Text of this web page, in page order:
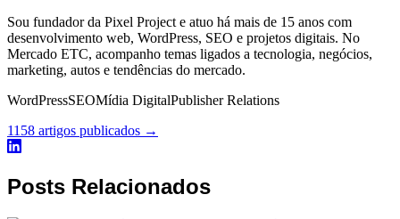
Sou fundador da Pixel Project e atuo há mais de 15 anos com
desenvolvimento web, WordPress, SEO e projetos digitais. No
Mercado ETC, acompanho temas ligados a tecnologia, negócios,
marketing, autos e tendências do mercado.
WordPressSEOMídia DigitalPublisher Relations
1158 artigos publicados →
Posts Relacionados